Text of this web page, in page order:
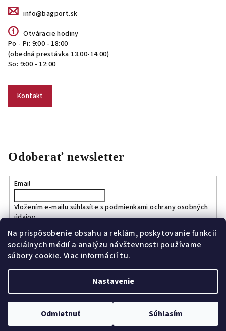
Na prispôsobenie obsahu a reklám, poskytovanie funkcií
sociálnych médií a analýzu návštevnosti používame
súbory cookie. Viac informáciítu.
Nastavenie
Odmietnuť Súhlasím
info@bagport.sk
Otváracie hodiny
Po - Pi: 9:00 - 18:00
(obedná prestávka 13.00-14.00)
So: 9:00 - 12:00
Kontakt
Odoberať newsletter
Email
Vložením e-mailu súhlasíte spodmienkami ochrany osobných
údajov
Prihlásiť sa
nastavenie cookies
Vytvoril Shoptet a Adatelier